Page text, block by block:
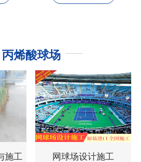
丙烯酸球场
施工 网球场设计施工